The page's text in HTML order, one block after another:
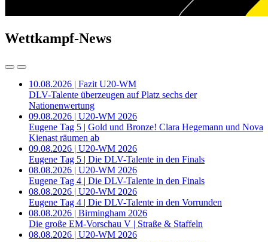
Wettkampf-News
10.08.2026 | Fazit U20-WM
DLV-Talente überzeugen auf Platz sechs der
Nationenwertung
09.08.2026 | U20-WM 2026
Eugene Tag 5 | Gold und Bronze! Clara Hegemann und Nova
Kienast räumen ab
09.08.2026 | U20-WM 2026
Eugene Tag 5 | Die DLV-Talente in den Finals
08.08.2026 | U20-WM 2026
Eugene Tag 4 | Die DLV-Talente in den Finals
08.08.2026 | U20-WM 2026
Eugene Tag 4 | Die DLV-Talente in den Vorrunden
08.08.2026 | Birmingham 2026
Die große EM-Vorschau V | Straße & Staffeln
08.08.2026 | U20-WM 2026